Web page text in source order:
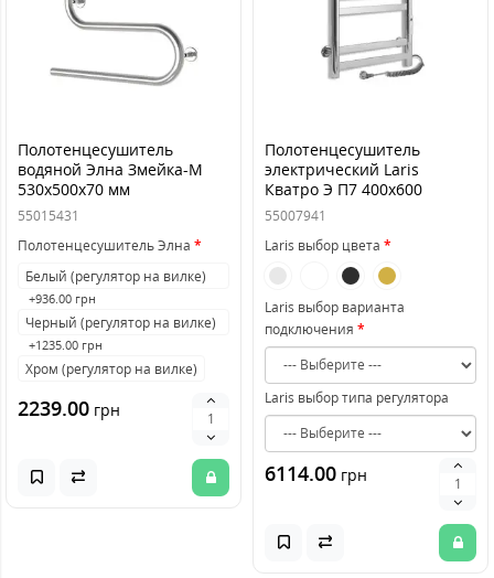
Полотенцесушитель
водяной Элна Змейка-M
530x500x70 мм
55015431
Полотенцесушитель Элна
Белый (регулятор на вилке)
+936.00 грн
Черный (регулятор на вилке)
+1235.00 грн
Хром (регулятор на вилке)
2239.00 грн
Полотенцесушитель
электрический Laris
Кватро Э П7 400х600
55007941
Laris выбор цвета
Laris выбор варианта
подключения
Laris выбор типа регулятора
6114.00 грн